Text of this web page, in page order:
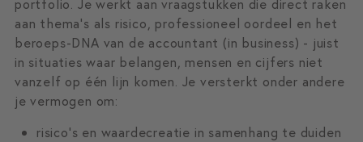
portfolio. Je werkt aan vraagstukken die direct raken
aan thema’s als risico, professioneel oordeel en het
beroeps-DNA van de accountant (in business) - juist
in situaties waar belangen, mensen en cijfers niet
vanzelf op één lijn komen. Je versterkt onder andere
je vermogen om:
risico’s en waardecreatie in samenhang te duiden